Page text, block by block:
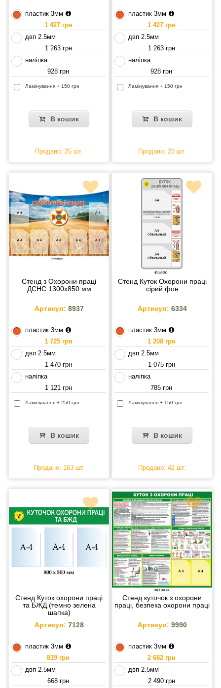
пластик 3мм
1 427 грн
двп 2.5мм
1 263 грн
наліпка
928 грн
Ламінування + 150 грн
В кошик
Продано: 25 шт.
пластик 3мм
1 427 грн
двп 2.5мм
1 263 грн
наліпка
928 грн
Ламінування + 150 грн
В кошик
Продано: 23 шт.
Стенд з Охорони праці
ДСНС 1300х850 мм
Артикул: 8937
пластик 3мм
1 725 грн
двп 2.5мм
1 470 грн
наліпка
1 121 грн
Ламінування + 250 грн
В кошик
Продано: 163 шт.
Стенд Куток Охорони праці
сірий фон
Артикул: 6334
пластик 3мм
1 208 грн
двп 2.5мм
1 075 грн
наліпка
785 грн
Ламінування + 150 грн
В кошик
Продано: 42 шт.
Стенд Куток охорони праці
та БЖД (темно зелена
шапка)
Артикул: 7128
пластик 3мм
819 грн
двп 2.5мм
668 грн
Стенд куточок з охорони
праці, безпека охорони праці
Артикул: 9990
пластик 3мм
2 682 грн
двп 2.5мм
2 490 грн